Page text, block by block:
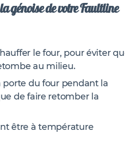
génoise de votre Faultline
le four, pour éviter
au milieu.
porte du four pendant la
de faire retomber la
être à température